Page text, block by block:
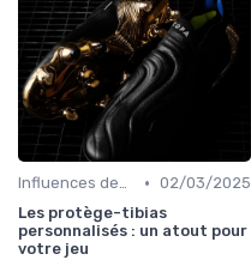
Influences des Joueurs Professionnels • 02/03/2025
Les protège-tibias
personnalisés : un atout pour
votre jeu